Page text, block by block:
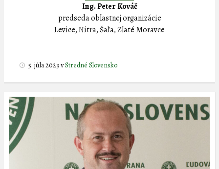
Ing. Peter Kováč
predseda oblastnej organizácie
Levice, Nitra, Šaľa, Zlaté Moravce
5. júla 2023 vStredné Slovensko